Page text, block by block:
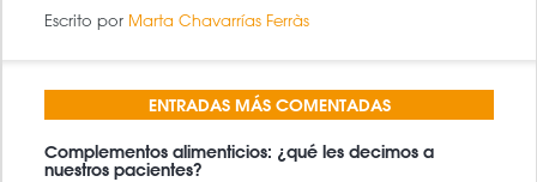
Escrito por Marta Chavarrías Ferràs
ENTRADAS MÁS COMENTADAS
Complementos alimenticios: ¿qué les decimos a
nuestros pacientes?